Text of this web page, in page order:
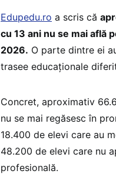
Edupedu.ro a scris că
cu 13 ani nu se mai află
2026. O parte dintre ei
trasee educaționale
Concret, aproximativ
nu se mai regăsesc în
18.400 de elevi care au
48.200 de elevi care nu
profesională.